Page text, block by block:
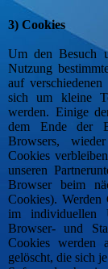
3) Cookies
Um den Besuch
Nutzung
auf
sich um kleine
werden. Einige
dem Ende der
Browsers,
Cookies
unseren
Browser beim
Cookies). Werden
im individuellen
Browser- und
Cookies werden
gelöscht, die sich